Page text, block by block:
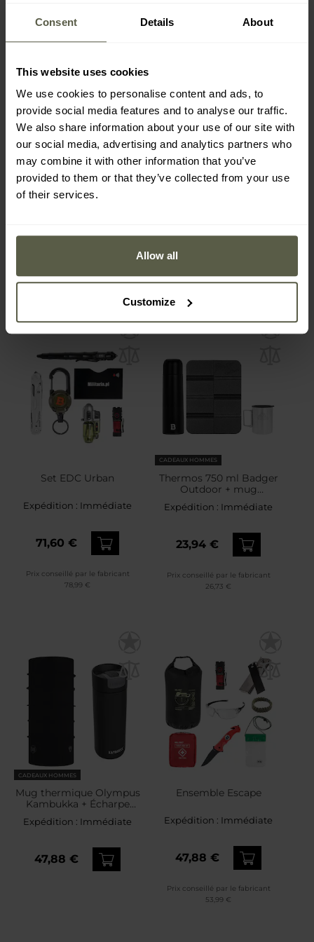
Consent Details About
This website uses cookies
We use cookies to personalise content and ads, to
provide social media features and to analyse our traffic.
We also share information about your use of our site with
our social media, advertising and analytics partners who
may combine it with other information that you’ve
provided to them or that they’ve collected from your use
of their services.
Allow all
Customize
PROMOTION
CADEAUX HOMMES
Lampe frontale 2022 +
bonnet Helikon-Tex - kit
Petzl Tikkina
Expédition :Immédiate
48,49 €
CADEAUX HOMMES
Kit Outdoor Basic
Prix conseillé par le fabricant
Set EDC Urban
Expédition : Immédiate
71,60 €
Prix conseillé par le fabricant
78,99 €
CADEAUX HOMMES
Thermos 750 ml Badger
Outdoor + mug
thermique + tapis MFH -
ensemble
Expédition : Immédiate
23,94 €
Prix conseillé par le fabricant
26,73 €
CADEAUX HOMMES
Mug thermique Olympus
Kambukka + Écharpe
Thermonet Buff -
Ensemble
Expédition : Immédiate
47,88 €
Ensemble Escape
Expédition : Immédiate
47,88 €
Prix conseillé par le fabricant
53,99 €